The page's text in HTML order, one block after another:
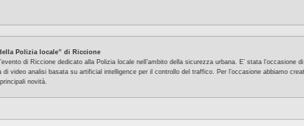
Polizia locale” di Riccione
di Riccione dedicato alla Polizia locale nell’ambito della sicurezza urbana. E’ stata l’occasione di
di video analisi basata su artificial intelligence per il controllo del traffico. Per l’occasione abbiamo
novità.